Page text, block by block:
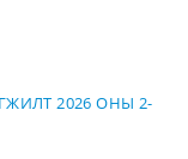
2026 ОНЫ 2-